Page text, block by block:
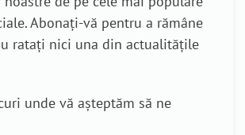
Abonați-vă pentru a rămâne
ratați nici una din actualitățile
unde vă așteptăm să ne